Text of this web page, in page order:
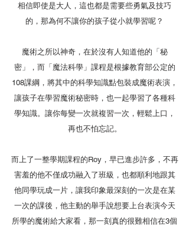
相信即使是大人，這也都是需要些勇氣及技巧
的，那為何不讓你的孩子從小就學習呢？
魔術之所以神奇，在於沒有人知道他的「秘
密」，而「魔法科學」課程是根據教育部公定的
108課綱，將其中的科學知識點包裝成魔術表演，
讓孩子在學習魔術秘密時，也一起學習了各種科
學知識。讓你每變一次就複習一次，輕鬆上口，
再也不怕忘記。
而上了一整學期課程的Roy，早已進步許多，不再
害羞的他不僅成功融入了班級，也都順利地跟其
他同學玩成一片，讓我印象最深刻的一次是在某
一次的課後，他主動的舉手說想要上台表演今天
所學的魔術給大家看，那一刻真的很難相信在3個